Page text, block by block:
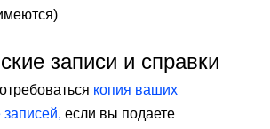
записи и справки
копия ваших
записей, если вы подаете